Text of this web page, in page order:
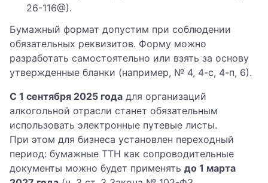
26-116@).
Бумажный формат допустим при соблюдении
обязательных реквизитов. Форму можно
разработать самостоятельно или взять за основу
утвержденные бланки (например, № 4, 4-с, 4-п, 6).
С 1 сентября 2025 года для организаций
алкогольной отрасли станет обязательным
использовать электронные путевые листы.
При этом для бизнеса установлен переходный
период: бумажные ТТН как сопроводительные
документы можно будет применять до 1 марта